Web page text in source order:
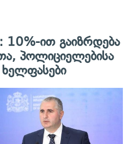
10%-ით გაიზრდება
პოლიციელებისა
ხელფასები